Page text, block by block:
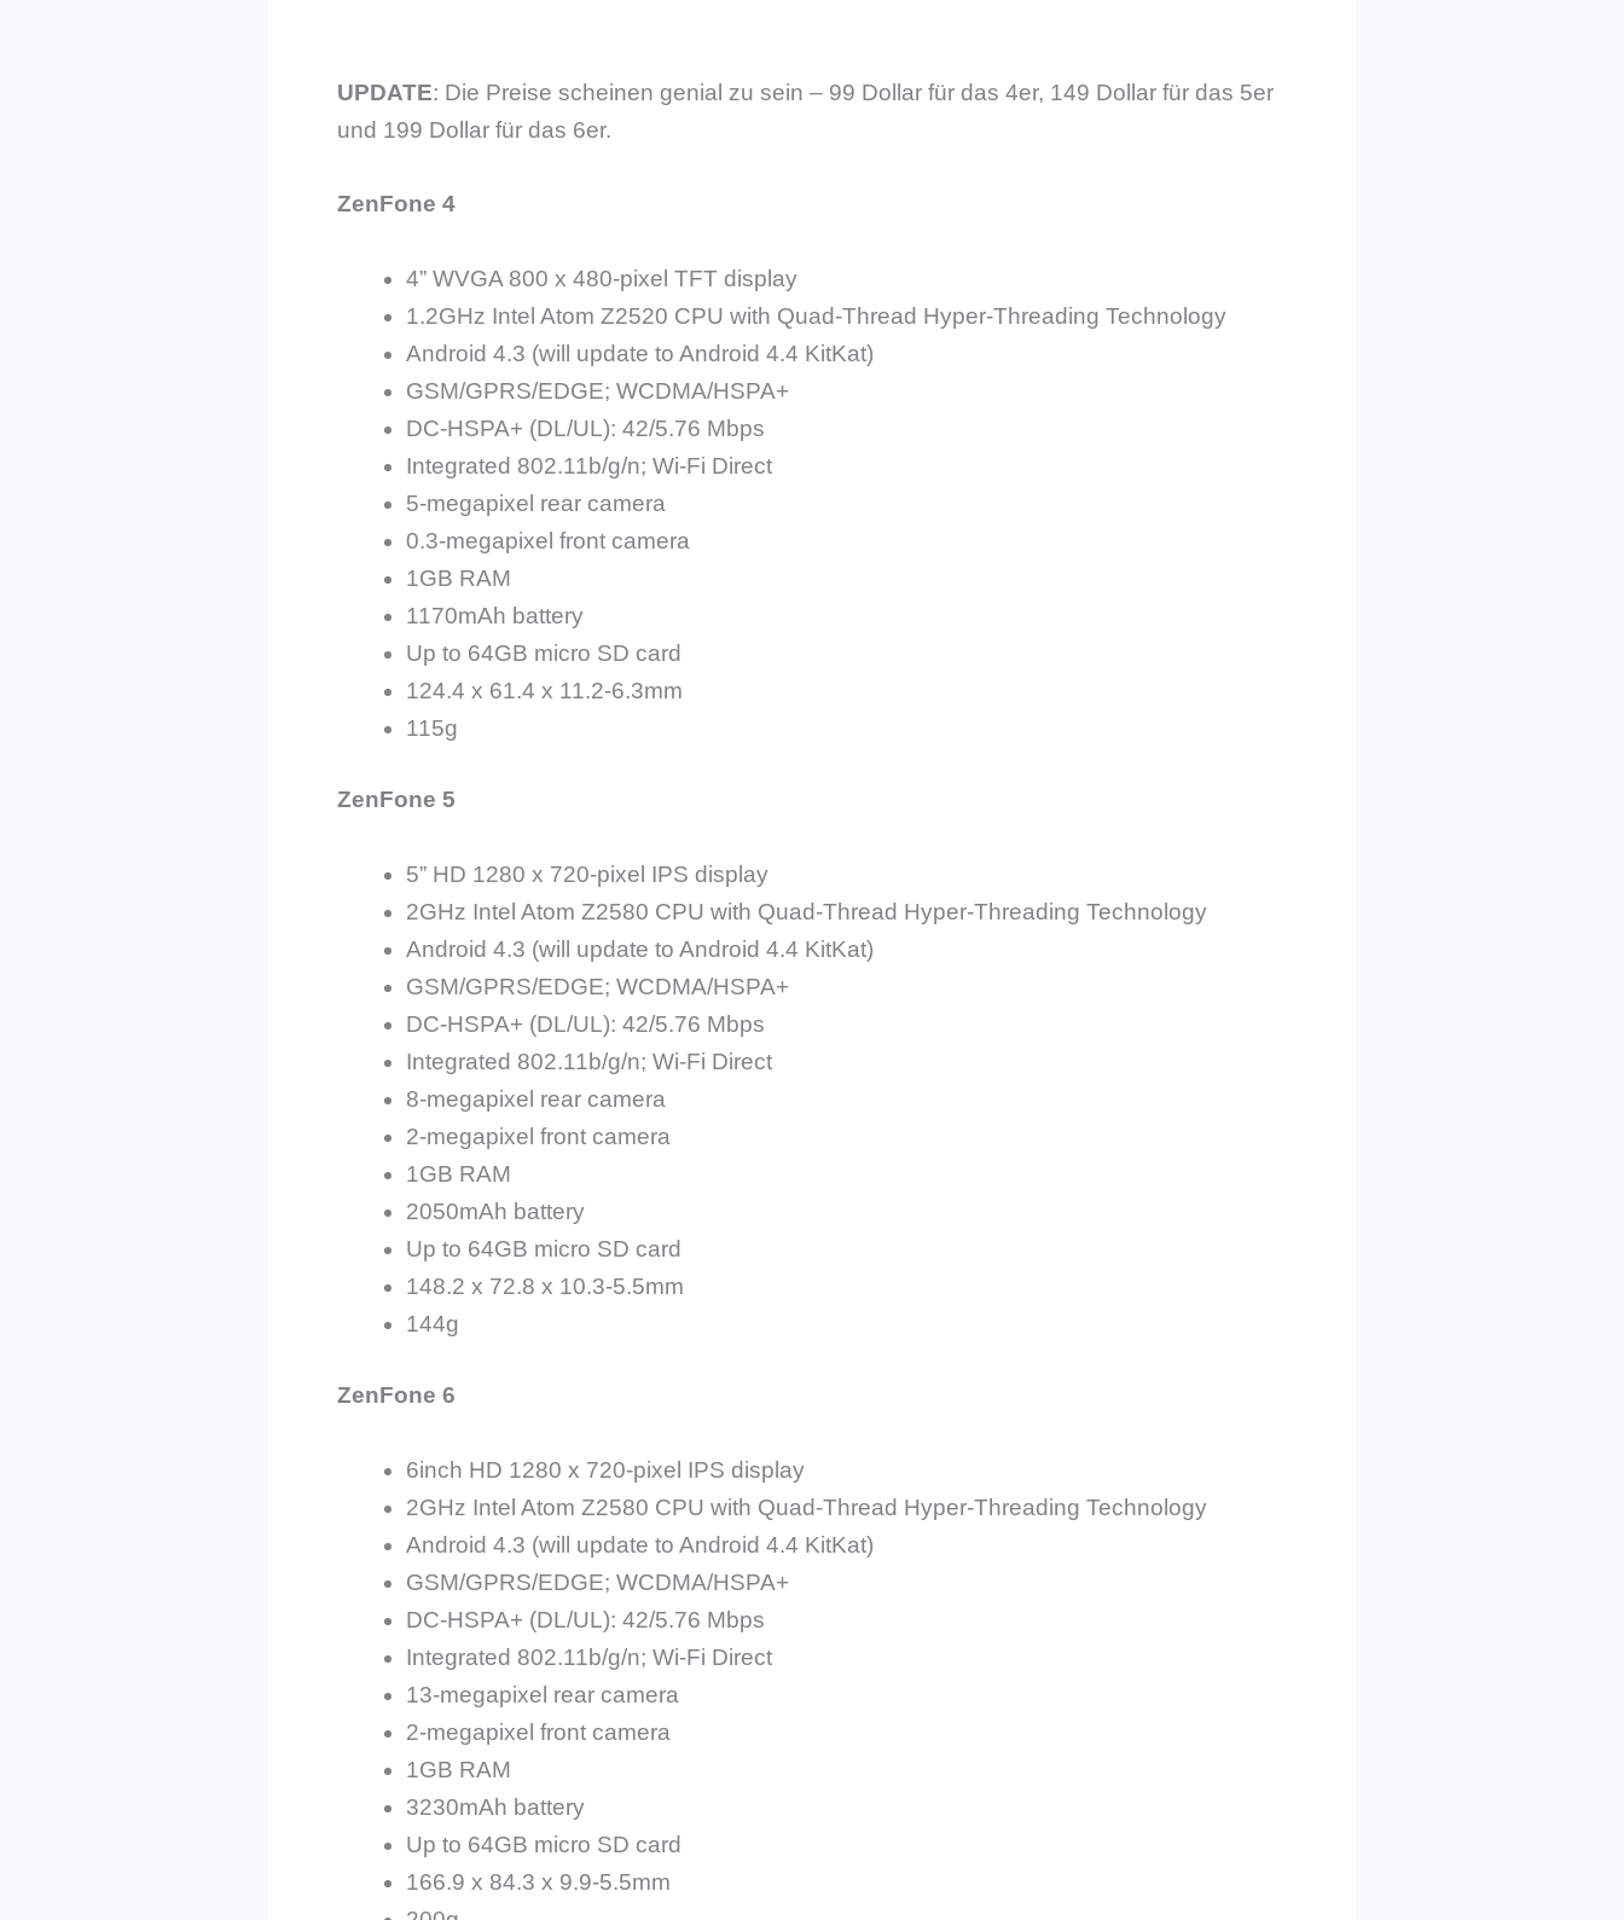
UPDATE: Die Preise scheinen genial zu sein – 99 Dollar für das 4er, 149 Dollar für das 5er
und 199 Dollar für das 6er.
ZenFone 4
4” WVGA 800 x 480-pixel TFT display
1.2GHz Intel Atom Z2520 CPU with Quad-Thread Hyper-Threading Technology
Android 4.3 (will update to Android 4.4 KitKat)
GSM/GPRS/EDGE; WCDMA/HSPA+
DC-HSPA+ (DL/UL): 42/5.76 Mbps
Integrated 802.11b/g/n; Wi-Fi Direct
5-megapixel rear camera
0.3-megapixel front camera
1GB RAM
1170mAh battery
Up to 64GB micro SD card
124.4 x 61.4 x 11.2-6.3mm
115g
ZenFone 5
5” HD 1280 x 720-pixel IPS display
2GHz Intel Atom Z2580 CPU with Quad-Thread Hyper-Threading Technology
Android 4.3 (will update to Android 4.4 KitKat)
GSM/GPRS/EDGE; WCDMA/HSPA+
DC-HSPA+ (DL/UL): 42/5.76 Mbps
Integrated 802.11b/g/n; Wi-Fi Direct
8-megapixel rear camera
2-megapixel front camera
1GB RAM
2050mAh battery
Up to 64GB micro SD card
148.2 x 72.8 x 10.3-5.5mm
144g
ZenFone 6
6inch HD 1280 x 720-pixel IPS display
2GHz Intel Atom Z2580 CPU with Quad-Thread Hyper-Threading Technology
Android 4.3 (will update to Android 4.4 KitKat)
GSM/GPRS/EDGE; WCDMA/HSPA+
DC-HSPA+ (DL/UL): 42/5.76 Mbps
Integrated 802.11b/g/n; Wi-Fi Direct
13-megapixel rear camera
2-megapixel front camera
1GB RAM
3230mAh battery
Up to 64GB micro SD card
166.9 x 84.3 x 9.9-5.5mm